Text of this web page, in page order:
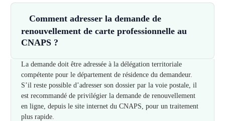
Comment adresser la demande de
renouvellement de carte professionnelle au
CNAPS ?
La demande doit être adressée à la délégation territoriale
compétente pour le département de résidence du demandeur.
S’il reste possible d’adresser son dossier par la voie postale, il
est recommandé de privilégier la demande de renouvellement
en ligne, depuis le site internet du CNAPS, pour un traitement
plus rapide.